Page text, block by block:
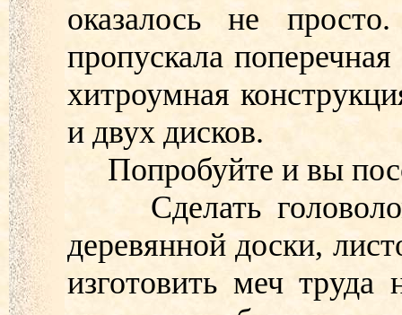
оказалось не
пропускала
хитроумная
и двух дисков.
Попробуйте и вы
Сделать
деревянной доски,
изготовить меч труда